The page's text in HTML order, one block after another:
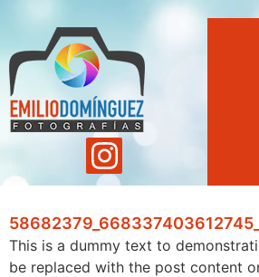
This is a dummy text to
be replaced with the post content